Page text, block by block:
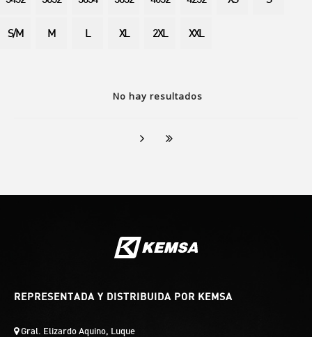
No hay resultados
S/M M L XL 2XL XXL
REPRESENTADA Y DISTRIBUIDA POR KEMSA
Gral. Elizardo Aquino, Luque